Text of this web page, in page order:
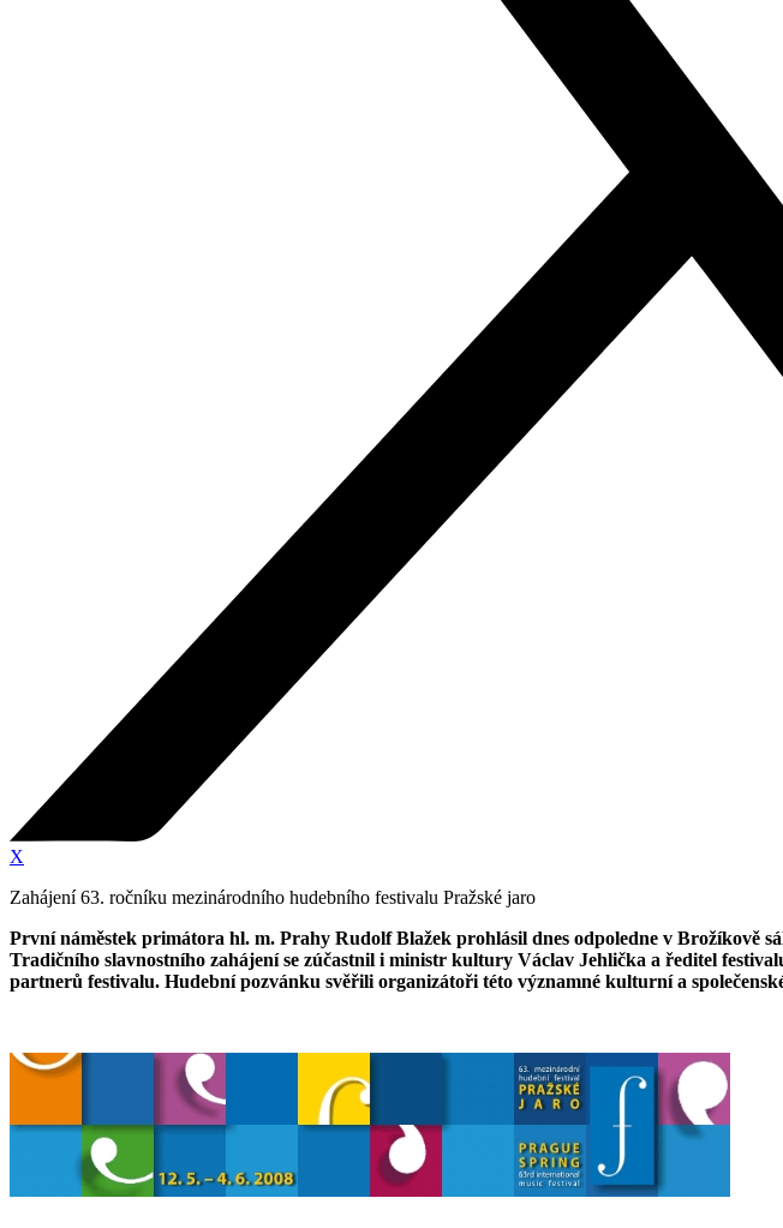
X
Zahájení 63. ročníku mezinárodního hudebního festivalu Pražské jaro
První náměstek primátora hl. m. Prahy Rudolf Blažek prohlásil dnes odpoledne v Brožíkově
Tradičního slavnostního zahájení se zúčastnil i ministr kultury Václav Jehlička a ředitel
partnerů festivalu. Hudební pozvánku svěřili organizátoři této významné kulturní a